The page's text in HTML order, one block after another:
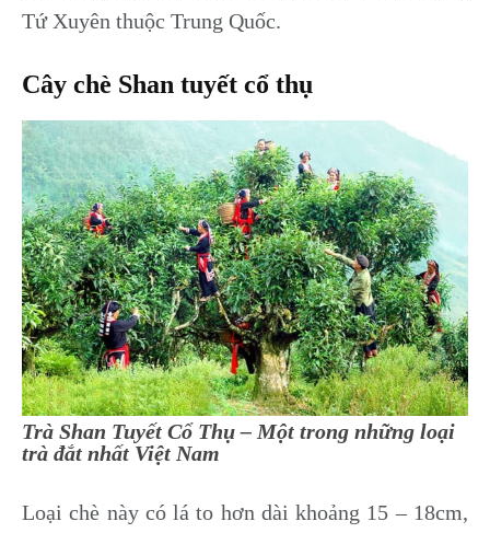
Tứ Xuyên thuộc Trung Quốc.
Cây chè Shan tuyết cổ thụ
Trà Shan Tuyết Cổ Thụ – Một trong những loại
trà đắt nhất Việt Nam
Loại chè này có lá to hơn dài khoảng 15 – 18cm,